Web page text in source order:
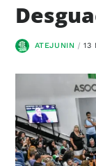
ATEJUNIN 13